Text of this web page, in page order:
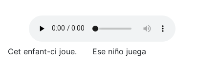
Cet enfant-ci joue. Ese niño juega